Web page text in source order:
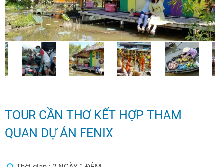
TOUR CẦN THƠ KẾT HỢP THAM
QUAN DỰ ÁN FENIX